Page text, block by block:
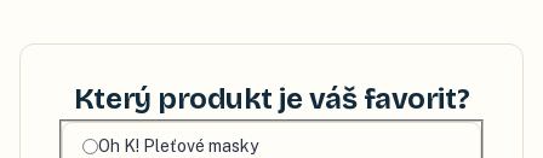
Který produkt je váš favorit?
Vyberte
Oh K! Pleťové masky